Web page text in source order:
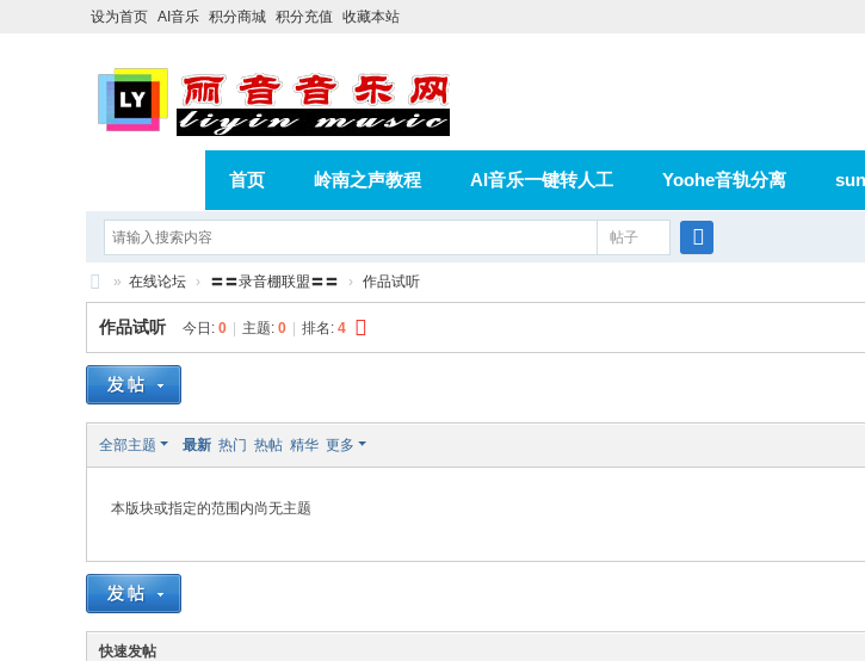
设为首页 AI音乐 积分商城 积分充值 收藏本站
首页 岭南之声教程 AI音乐一键转人工 Yoohe音轨分离
在线论坛
相册 分享 记录
帖子
索
丽
音
音
乐
网
» 在线论坛 › 〓〓录音棚联盟〓〓 › 作品试听
作品试听 今日: 0 主题: 0 排名: 4
全部主题 最新 热门 热帖 精华 更多
本版块或指定的范围内尚无主题
快速发帖